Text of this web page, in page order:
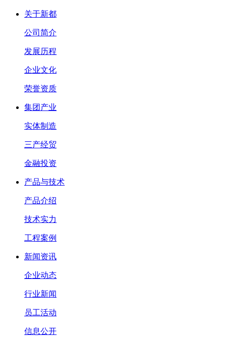
关于新都
公司简介
发展历程
企业文化
荣誉资质
集团产业
实体制造
三产经贸
金融投资
产品与技术
产品介绍
技术实力
工程案例
新闻资讯
企业动态
行业新闻
员工活动
信息公开